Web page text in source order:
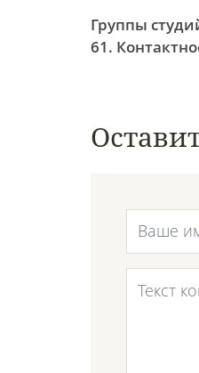
Группы
61.